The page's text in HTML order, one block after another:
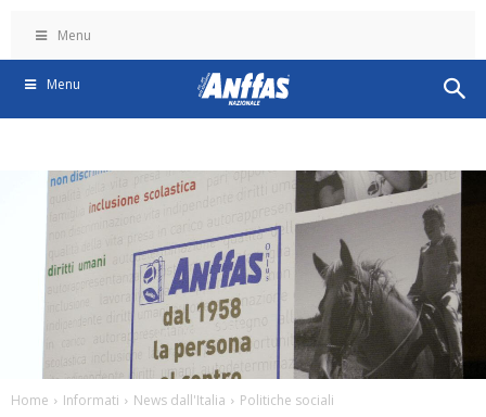
Menu
Menu
Home Informati News dall'Italia Politiche sociali